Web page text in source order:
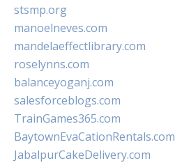
stsmp.org
manoelneves.com
mandelaeffectlibrary.com
roselynns.com
balanceyoganj.com
salesforceblogs.com
TrainGames365.com
BaytownEvaCationRentals.com
JabalpurCakeDelivery.com